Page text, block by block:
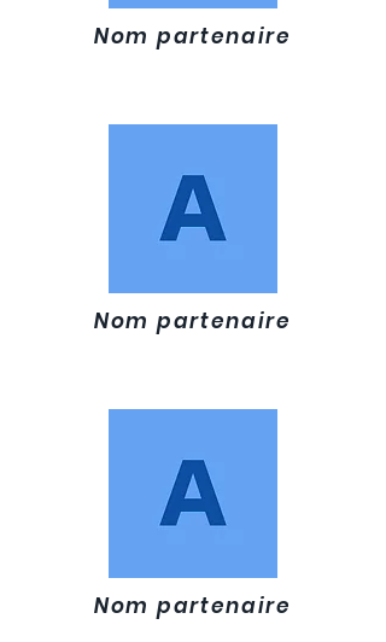
Nom partenaire
Nom partenaire
Nom partenaire